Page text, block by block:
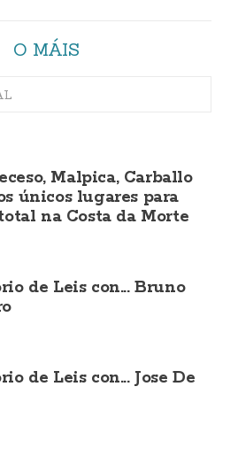
O MÁIS
Malpica, Carballo
únicos lugares para
na Costa da Morte
de Leis con... Bruno
de Leis con... Jose De